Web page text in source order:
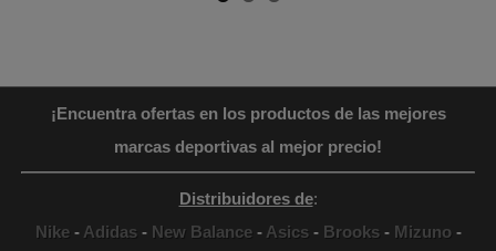
¡Encuentra ofertas en los productos de las mejores
marcas deportivas al mejor precio!
Distribuidores de:
Nike- Adidas- New Balance- Asics- Brooks- Mizuno-